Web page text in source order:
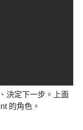
決定下一步。上面
的角色。